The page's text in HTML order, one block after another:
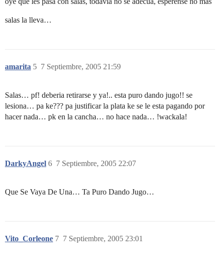
salas la lleva…
amarita 7 Septiembre, 2005 21:59
5
Salas… pf! deberia retirarse y ya!.. esta puro dando jugo!! se
lesiona… pa ke??? pa justificar la plata ke se le esta pagando por
hacer nada… pk en la cancha… no hace nada… !wackala!
DarkyAngel 7 Septiembre, 2005 22:07
6
Que Se Vaya De Una… Ta Puro Dando Jugo…
Vito_Corleone 7 Septiembre, 2005 23:01
7